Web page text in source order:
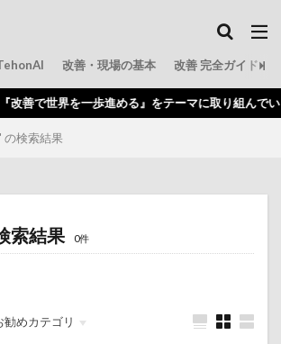
改善・現場の基本 改善 完全ガイド
世界を一歩進める』をテーマに取り組んでいきま
の検索結果
索結果 0件
勧めカテゴリ